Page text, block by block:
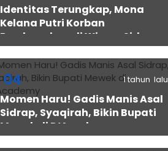
Identitas Terungkap, Mona
Kelana Putri Korban
Pembunuhan di Wisma Sidrap
04 1 tahun lalu
Momen Haru! Gadis Manis Asal
Sidrap, Syaqirah, Bikin Bupati
Mewek di D’Academy​